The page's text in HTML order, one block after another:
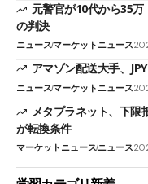
元警官が10代から35
の判決
ニュースマーケットニュース
アマゾン配送大手、
ニュースマーケットニュース
メタプラネット、下
が転換条件
マーケットニュースニュース